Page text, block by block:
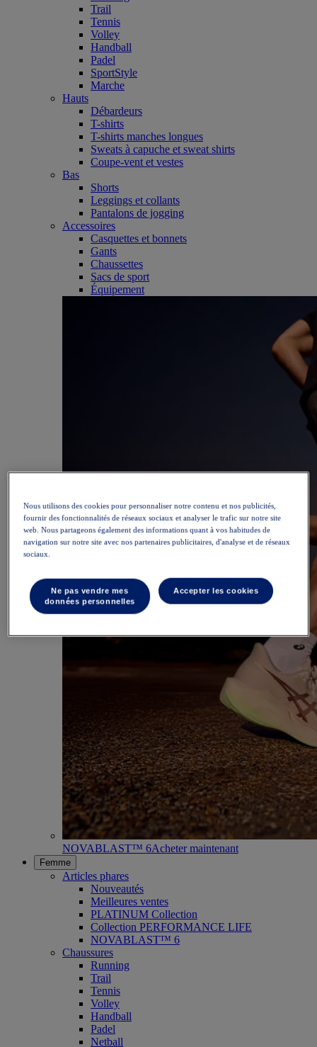
Trail
Tennis
Volley
Handball
Padel
SportStyle
Marche
Hauts
Débardeurs
T-shirts
T-shirts manches longues
Sweats à capuche et sweat shirts
Coupe-vent et vestes
Bas
Shorts
Leggings et collants
Pantalons de jogging
Accessoires
Casquettes et bonnets
Gants
Chaussettes
Sacs de sport
Équipement
NOVABLAST™ 6Acheter maintenant
Femme
Articles phares
Nouveautés
Meilleures ventes
PLATINUM Collection
Collection PERFORMANCE LIFE
NOVABLAST™ 6
Chaussures
Running
Trail
Tennis
Volley
Handball
Padel
Netball
Nous utilisons des cookies pour personnaliser notre contenu et nos publicités,
fournir des fonctionnalités de réseaux sociaux et analyser le trafic sur notre site
web. Nous partageons également des informations quant à vos habitudes de
navigation sur notre site avec nos partenaires publicitaires, d'analyse et de réseaux
sociaux.
Ne pas vendre mes
données personnelles
Accepter les cookies